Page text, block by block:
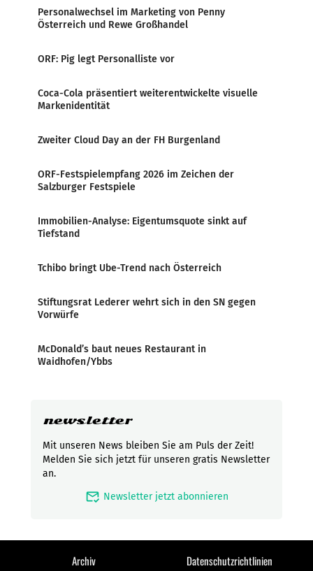
Personalwechsel im Marketing von Penny
Österreich und Rewe Großhandel
ORF: Pig legt Personalliste vor
Coca-Cola präsentiert weiterentwickelte visuelle
Markenidentität
Zweiter Cloud Day an der FH Burgenland
ORF-Festspielempfang 2026 im Zeichen der
Salzburger Festspiele
Immobilien-Analyse: Eigentumsquote sinkt auf
Tiefstand
Tchibo bringt Ube-Trend nach Österreich
Stiftungsrat Lederer wehrt sich in den SN gegen
Vorwürfe
McDonald’s baut neues Restaurant in
Waidhofen/Ybbs
newsletter
Mit unseren News bleiben Sie am Puls der Zeit!
Melden Sie sich jetzt für unseren gratis Newsletter
an.
mark_email_read Newsletter jetzt abonnieren
Archiv Datenschutzrichtlinien